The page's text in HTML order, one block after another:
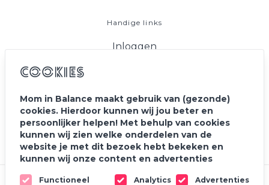
Cookies
Mom in Balance maakt gebruik van (gezonde)
cookies. Hierdoor kunnen wij jou beter en
persoonlijker helpen! Met behulp van cookies
kunnen wij zien welke onderdelen van de
website je met dit bezoek hebt bekeken en
kunnen wij onze content en advertenties
onze partners voor social media, adverteren en
Functioneel Analytics Advertenties
Handige links
Inloggen
Vacatures
Blog
Contact